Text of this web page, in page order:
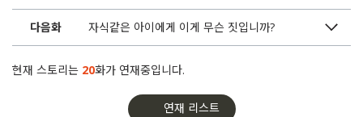
다음화 자식같은 아이에게 이게 무슨 짓입니까?
현재 스토리는 20화가 연재중입니다.
연재 리스트